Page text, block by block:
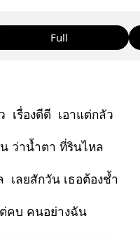
Full
เรื่องดีดี เอาแต่กลัว
ว่าน้ำตา ที่รินไหล
เลยสักวัน เธอต้องช้ำ
คบ คนอย่างฉัน